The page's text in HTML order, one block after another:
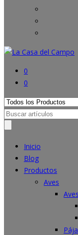
0
0
Search
Inicio
Blog
Productos
Aves